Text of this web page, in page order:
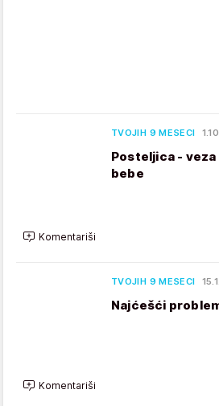
TVOJIH 9 MESECI
Posteljica - veza
bebe
Komentariši
TVOJIH 9 MESECI
Najćešći
Komentariši